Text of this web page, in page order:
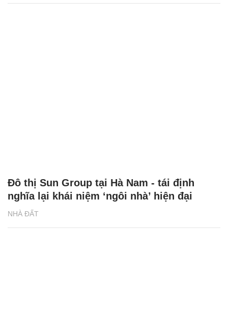
NHÀ ĐẤT
Đô thị Sun Group tại Hà Nam - tái định
nghĩa lại khái niệm ‘ngôi nhà’ hiện đại